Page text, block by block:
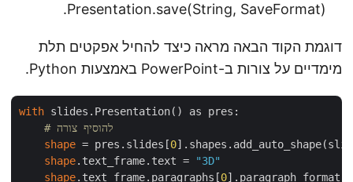
Presentation.save(String, SaveFormat).
דוגמת הקוד הבאה מראה כיצד להחיל אפקטים תלת
מימדיים על צורות ב-PowerPoint באמצעות Python.
with slides.Presentation() as pres:
# להוסיף צורה
shape = pres.slides[0
shape.text_frame.text =
"3D"
shape.text_frame.paragraphs[0